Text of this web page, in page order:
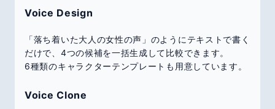
Voice Design
「落ち着いた大人の女性の声」のようにテキストで書く
だけで、4つの候補を一括生成して比較できます。
6種類のキャラクターテンプレートも用意しています。
Voice Clone